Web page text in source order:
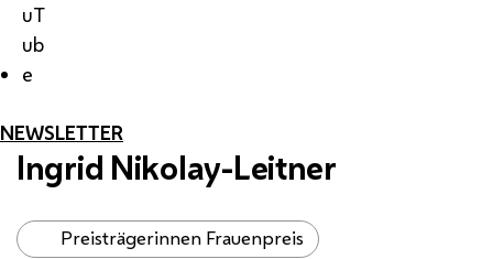
uT
ub
e
NEWSLETTER
Ingrid Nikolay-Leitner
Preisträgerinnen Frauenpreis